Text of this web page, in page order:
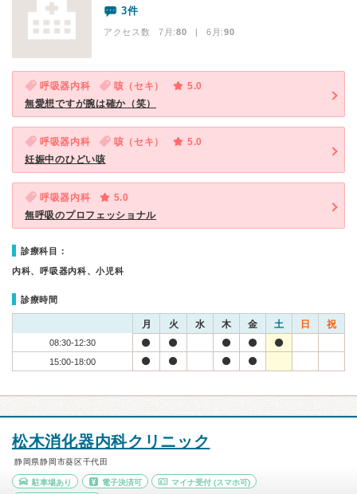
3件
アクセス数 7月:80 | 6月:90
呼吸器内科 咳（セキ）
5.0
無愛想ですが腕は確か（笑）
呼吸器内科 咳（セキ）
5.0
妊娠中のひどい咳
呼吸器内科
5.0
無呼吸のプロフェッショナル
診療科目：
内科、呼吸器内科、小児科
診療時間
月 火 水 木 金 土 日 祝
08:30-12:30
15:00-18:00
松木消化器内科クリニック
静岡県静岡市葵区千代田
駐車場あり 電子決済可 マイナ受付 (スマホ可)